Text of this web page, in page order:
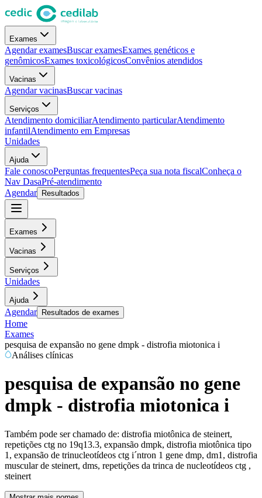
Exames
Agendar examesBuscar examesExames genéticos e
genômicosExames toxicológicosConvênios atendidos
Vacinas
Agendar vacinasBuscar vacinas
Serviços
Atendimento domiciliarAtendimento particularAtendimento
infantilAtendimento em Empresas
Unidades
Ajuda
Fale conoscoPerguntas frequentesPeça sua nota fiscalConheça o
Nav DasaPré-atendimento
Agendar
Resultados
Exames
Vacinas
Serviços
Unidades
Ajuda
Agendar Resultados de exames
Home
Exames
pesquisa de expansão no gene dmpk - distrofia miotonica i
Análises clínicas
pesquisa de expansão no gene
dmpk - distrofia miotonica i
Também pode ser chamado de: distrofia miotônica de steinert,
repetições ctg no 19q13.3, expansão dmpk, distrofia miotônica tipo
1, expansão de trinucleotídeos ctg i´ntron 1 gene dmp, dm1, distrofia
muscular de steinert, dms, repetições da trinca de nucleotídeos ctg ,
steinert